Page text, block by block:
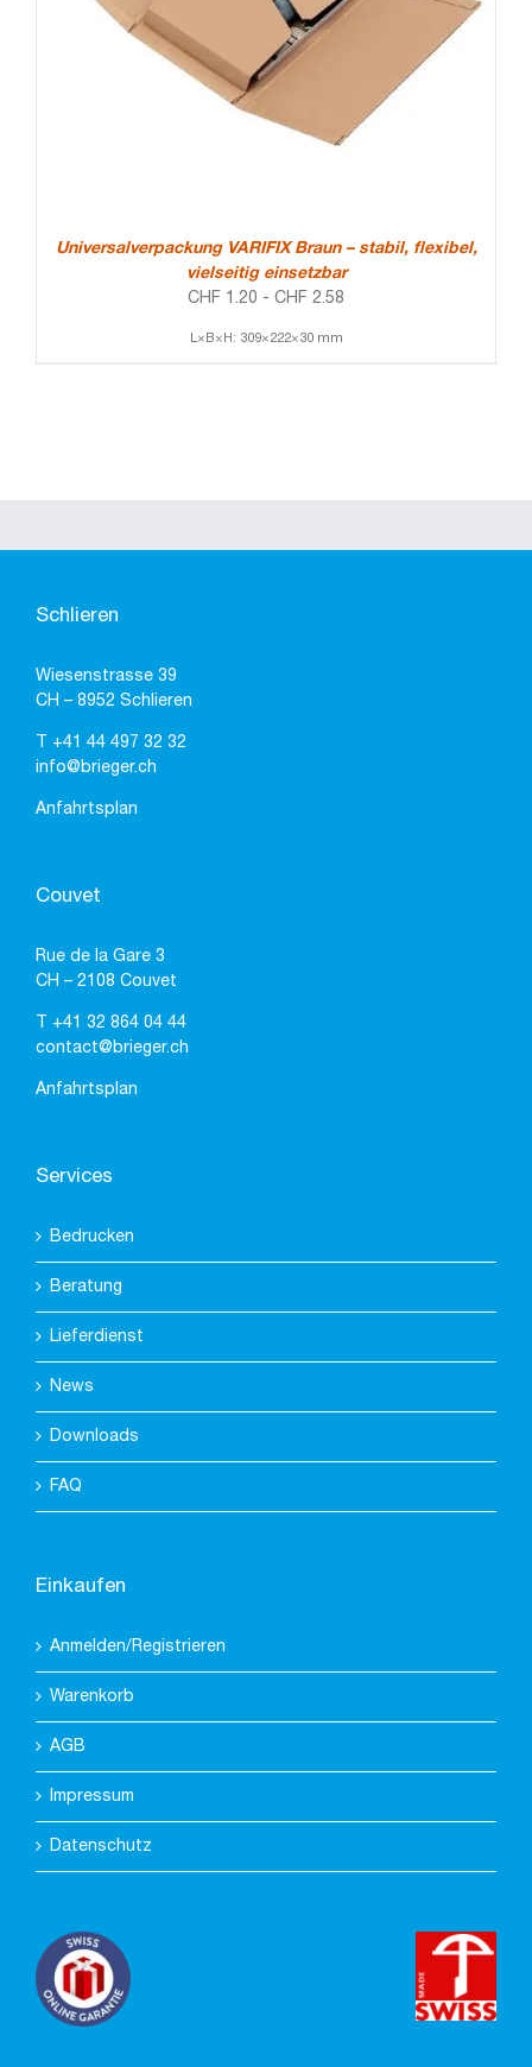
Universalverpackung VARIFIX Braun – stabil, flexibel,
vielseitig einsetzbar
CHF 1.20 - CHF 2.58
L×B×H: 309×222×30 mm
Schlieren
Wiesenstrasse 39
CH – 8952 Schlieren
+41 44 497 32 32
info@brieger.ch
Anfahrtsplan
Couvet
Rue de la Gare 3
CH – 2108 Couvet
+41 32 864 04 44
contact@brieger.ch
Anfahrtsplan
Services
Bedrucken
Beratung
Lieferdienst
News
Downloads
FAQ
Einkaufen
Anmelden/Registrieren
Warenkorb
AGB
Impressum
Datenschutz